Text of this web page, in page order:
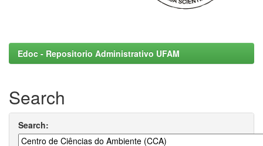
Edoc - Repositorio Administrativo UFAM
Search
Search: